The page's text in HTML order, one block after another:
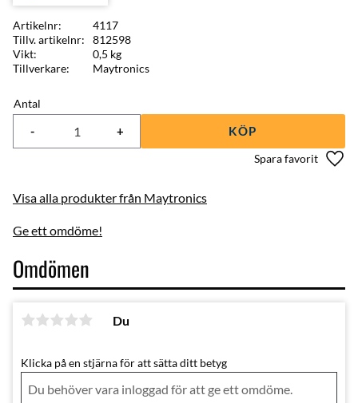
Antal
+
- KÖP
Artikelnr
4117
Tillv. artikelnr
812598
Vikt
0,5 kg
Tillverkare
Maytronics
Visa alla produkter från Maytronics
Ge ett omdöme!
Omdömen
Du
Klicka på en stjärna för att sätta ditt betyg